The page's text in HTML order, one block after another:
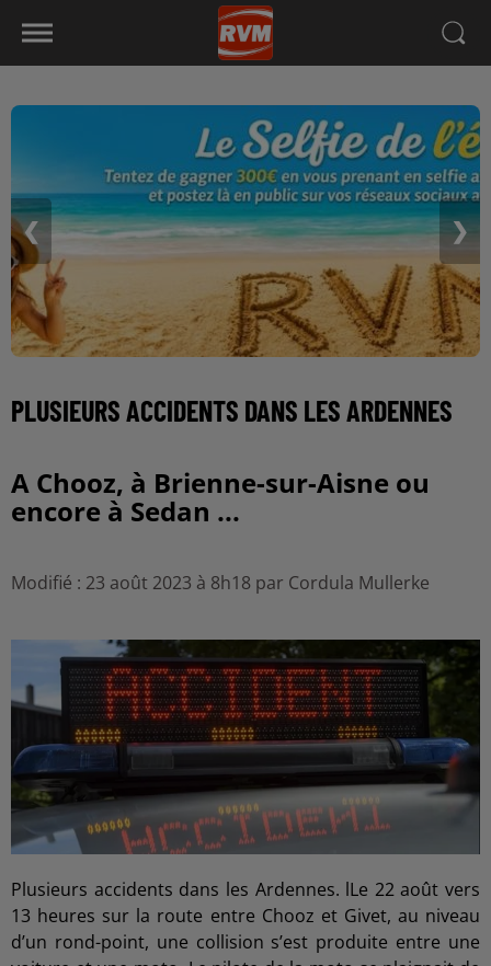
❮ ❯
PLUSIEURS ACCIDENTS DANS LES ARDENNES
A Chooz, à Brienne-sur-Aisne ou
encore à Sedan ...
Modifié : 23 août 2023 à 8h18 par Cordula Mullerke
Plusieurs accidents dans les Ardennes. lLe 22 août vers
13 heures sur la route entre Chooz et Givet, au niveau
d’un rond-point, une collision s’est produite entre une